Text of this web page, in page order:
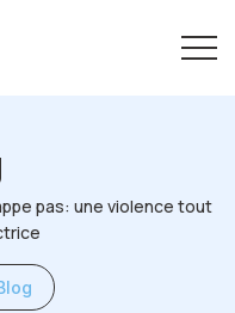
pas: une violence tout